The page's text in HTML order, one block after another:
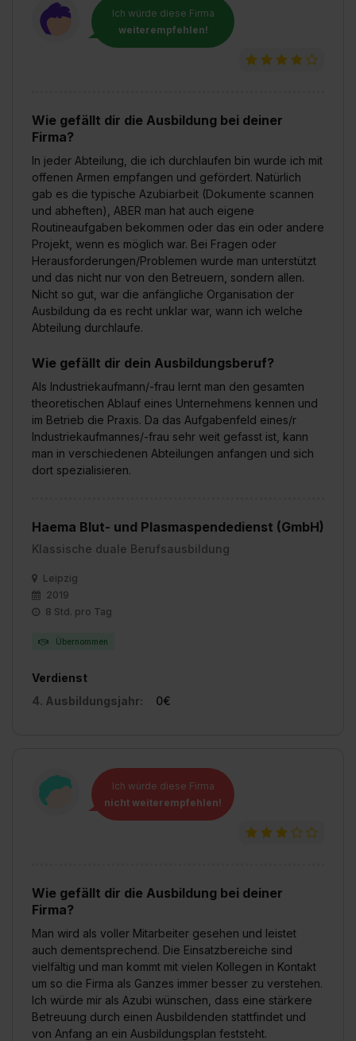
Ich würde diese Firma
weiterempfehlen!
Wie gefällt dir die Ausbildung bei deiner
Firma?
In jeder Abteilung, die ich durchlaufen bin wurde ich mit
offenen Armen empfangen und gefördert. Natürlich
gab es die typische Azubiarbeit (Dokumente scannen
und abheften), ABER man hat auch eigene
Routineaufgaben bekommen oder das ein oder andere
Projekt, wenn es möglich war. Bei Fragen oder
Herausforderungen/Problemen wurde man unterstützt
und das nicht nur von den Betreuern, sondern allen.
Nicht so gut, war die anfängliche Organisation der
Ausbildung da es recht unklar war, wann ich welche
Abteilung durchlaufe.
Wie gefällt dir dein Ausbildungsberuf?
Als Industriekaufmann/-frau lernt man den gesamten
theoretischen Ablauf eines Unternehmens kennen und
im Betrieb die Praxis. Da das Aufgabenfeld eines/r
Industriekaufmannes/-frau sehr weit gefasst ist, kann
man in verschiedenen Abteilungen anfangen und sich
dort spezialisieren.
Haema Blut- und Plasmaspendedienst (GmbH)
Klassische duale Berufsausbildung
Leipzig
2019
8 Std. pro Tag
Übernommen
Verdienst
4. Ausbildungsjahr:
0€
Ich würde diese Firma
nicht weiterempfehlen!
Wie gefällt dir die Ausbildung bei deiner
Firma?
Man wird als voller Mitarbeiter gesehen und leistet
auch dementsprechend. Die Einsatzbereiche sind
vielfältig und man kommt mit vielen Kollegen in Kontakt
um so die Firma als Ganzes immer besser zu verstehen.
Ich würde mir als Azubi wünschen, dass eine stärkere
Betreuung durch einen Ausbildenden stattfindet und
von Anfang an ein Ausbildungsplan feststeht.